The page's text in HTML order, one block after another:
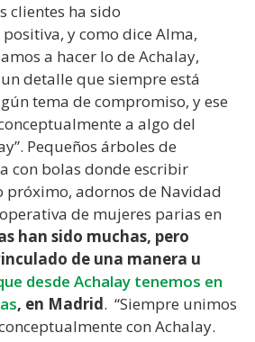
clientes ha sido
y como dice Alma,
a hacer lo de Achalay,
detalle que siempre está
tema de compromiso, y ese
a algo del
Pequeños árboles de
con bolas donde escribir
próximo, adornos de Navidad
de mujeres parias en
han sido muchas, pero
de una manera u
desde Achalay tenemos en
, en Madrid. “Siempre unimos
con Achalay.